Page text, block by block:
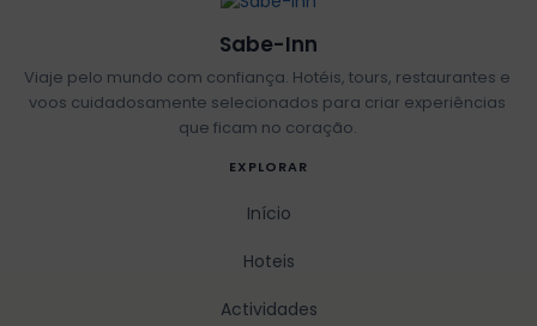
Sabe-Inn
Viaje pelo mundo com confiança. Hotéis, tours, restaurantes e
voos cuidadosamente selecionados para criar experiências
que ficam no coração.
EXPLORAR
Início
Hoteis
Actividades